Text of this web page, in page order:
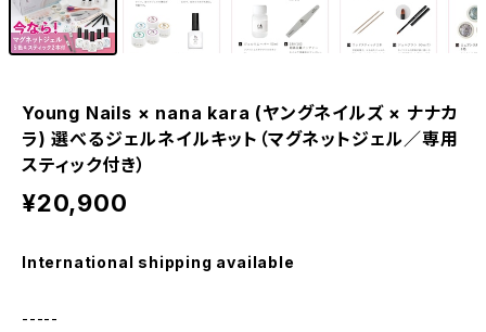
Young Nails × nana kara (ヤングネイルズ × ナナカ
ラ) 選べるジェルネイルキット（マグネットジェル／専用
スティック付き）
¥20,900
International shipping available
-----